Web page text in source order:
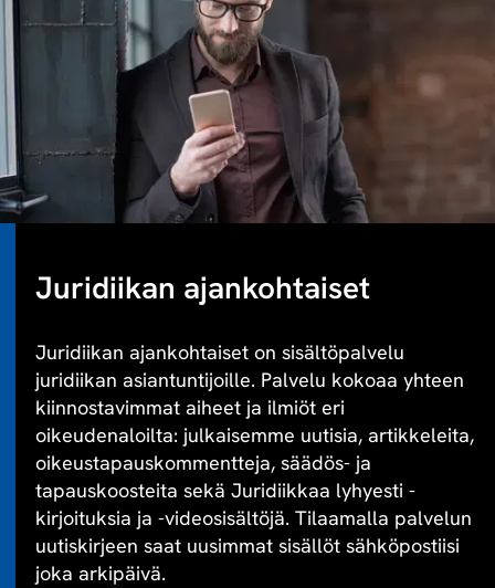
Juridiikan ajankohtaiset
Juridiikan ajankohtaiset on sisältöpalvelu
juridiikan asiantuntijoille. Palvelu kokoaa yhteen
kiinnostavimmat aiheet ja ilmiöt eri
oikeudenaloilta: julkaisemme uutisia, artikkeleita,
oikeustapauskommentteja, säädös- ja
tapauskoosteita sekä Juridiikkaa lyhyesti -
kirjoituksia ja -videosisältöjä. Tilaamalla palvelun
uutiskirjeen saat uusimmat sisällöt sähköpostiisi
joka arkipäivä.